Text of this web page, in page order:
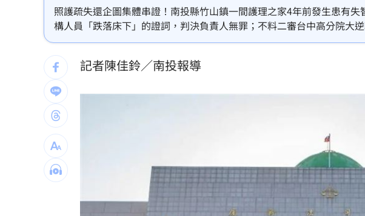
iPhone 18 Pro出不了？傳因「缺這貨」 10:57
奇豔妝容惹炎上！泰女公務員霸氣回嗆
疫苗真相曝陳實中要求道歉 蔣萬安這樣說 10:52
獨／詐10億囤黃金爆增值3倍：可望全拿回 10:46
台灣彩券開獎直播中
照護疏失還企圖集體串證！南投縣竹山鎮一間護理之家4年前發生患有
構人員「跌落床下」的證詞，判決負責人無罪；不料二審台中高分院大
串證鐵證，法醫解剖報告更犀利指出老婦頭皮深處卡著泥土雜草、全身
破機構謊言，改判負責人6月徒刑、緩刑3年。
記者陳佳鈴／南投報導